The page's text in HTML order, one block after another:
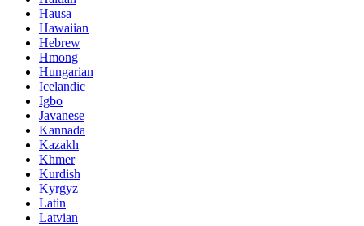
Hausa
Hawaiian
Hebrew
Hmong
Hungarian
Icelandic
Igbo
Javanese
Kannada
Kazakh
Khmer
Kurdish
Kyrgyz
Latin
Latvian